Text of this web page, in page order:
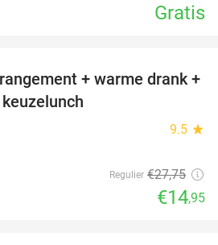
Gratis
46%
+ warme drank +
9.5 star
Regulier €27,75
€14,95